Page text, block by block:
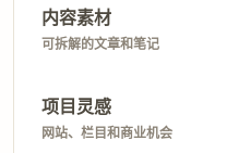
内容素材
可拆解的文章和笔记
项目灵感
网站、栏目和商业机会